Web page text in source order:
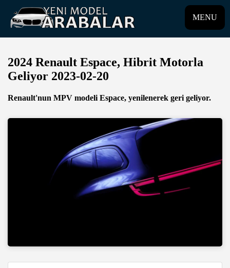
MENU
2024 Renault Espace, Hibrit Motorla
Geliyor 2023-02-20
Renault'nun MPV modeli Espace, yenilenerek geri geliyor.